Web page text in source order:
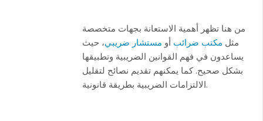
من هنا تظهر أهمية الاستعانة بجهات متخصصة
مثل مكتب ضرائب أو مستشار ضريبي، حيث
يساعدون في فهم القوانين الضريبية وتطبيقها
بشكل صحيح. كما يمكنهم تقديم نصائح لتقليل
الالتزامات الضريبية بطريقة قانونية.